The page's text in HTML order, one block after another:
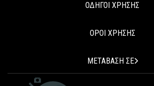
ΟΔΗΓΟΙ ΧΡΗΣΗΣ
ΟΡΟΙ ΧΡΗΣΗΣ
ΜΕΤΑΒΑΣΗ ΣΕ